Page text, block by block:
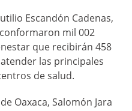
Escandón Cadenas,
mil 002
que recibirán 458
las principales
de salud.
Oaxaca, Salomón Jara